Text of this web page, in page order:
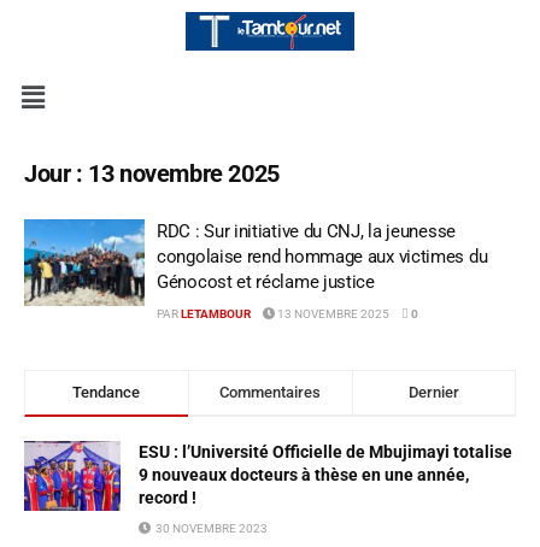
Jour : 13 novembre 2025
RDC : Sur initiative du CNJ, la jeunesse
congolaise rend hommage aux victimes du
Génocost et réclame justice
PAR LETAMBOUR 13 NOVEMBRE 2025 0
Tendance Commentaires Dernier
ESU : l’Université Officielle de Mbujimayi totalise
9 nouveaux docteurs à thèse en une année,
record !
30 NOVEMBRE 2023